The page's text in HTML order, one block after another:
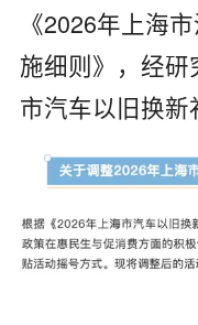
《2026年上海
施细则》，经
市汽车以旧换新